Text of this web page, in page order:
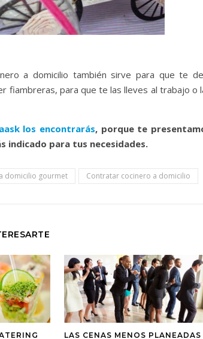
a domicilio también sirve para que te
fiambreras, para que te las lleves al trabajo o
los encontrarás, porque te
indicado para tus necesidades.
domicilio gourmet Contratar cocinero a domicilio
LAS CENAS MENOS PLANEADAS